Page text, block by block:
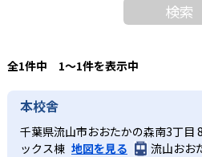
検索
全1件中 1〜1件を表示中
本校舎
千葉県流山市おおたかの森南3丁目
ックス棟 地図を見る
流山おお